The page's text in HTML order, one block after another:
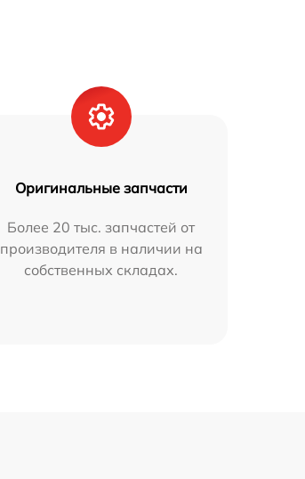
Оригинальные запчасти
Более 20 тыс. запчастей от
производителя в наличии на
собственных складах.